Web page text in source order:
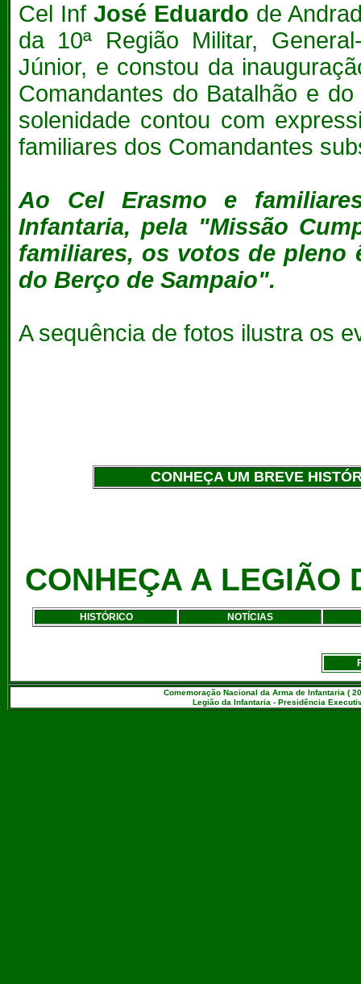
Cel Inf José Eduardo de
da 10ª Região Militar,
Júnior, e constou da
Comandantes do Batalhão e
solenidade contou com
familiares dos Comandantes
Ao Cel Erasmo e
Infantaria, pela "Missão
familiares, os votos de pleno
do Berço de Sampaio".
A sequência de fotos ilustra os
CONHEÇA UM BREVE
CONHEÇA A LEGIÃO
HISTÓRICO NOTÍCIAS
Comemoração Nacional da Arma de Infantaria (
Legião da Infantaria - Presidência